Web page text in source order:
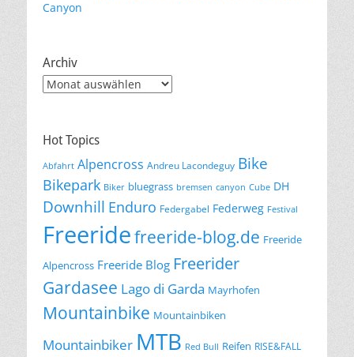
Canyon
Archiv
Archiv
Hot Topics
Abfahrt Alpencross Andreu Lacondeguy Bike
Bikepark Biker bluegrass bremsen canyon Cube DH
Downhill Enduro Federgabel Federweg Festival
Freeridefreeride-blog.de Freeride
Alpencross Freeride Blog Freerider
Gardasee Lago di Garda Mayrhofen
Mountainbike Mountainbiken
Mountainbiker MTB Red Bull Reifen RISE&FALL